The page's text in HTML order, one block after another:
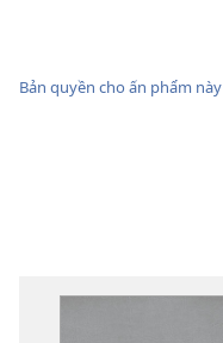
Bản quyền cho ấn phẩm này